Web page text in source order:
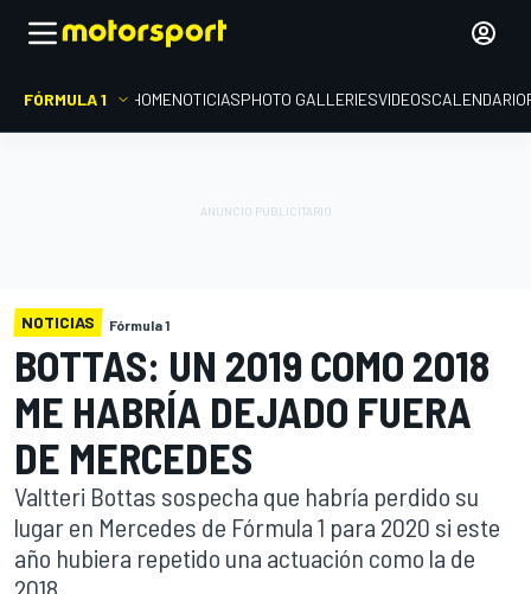
FÓRMULA 1 HOMENOTICIASPHOTO GALLERIESVIDEOSCALENDARIO
NOTICIAS Fórmula 1
BOTTAS: UN 2019 COMO 2018
ME HABRÍA DEJADO FUERA
DE MERCEDES
Valtteri Bottas sospecha que habría perdido su
lugar en Mercedes de Fórmula 1 para 2020 si este
año hubiera repetido una actuación como la de